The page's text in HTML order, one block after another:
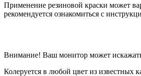
Применение резиновой краски может
рекомендуется ознакомиться с
Внимание! Ваш монитор может
Колеруется в любой цвет из известных